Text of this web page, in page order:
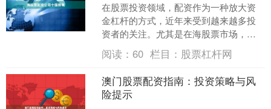
在股票投资领域，配资作为一种放大资
金杠杆的方式，近年来受到越来越多投
资者的关注。尤其是在海股票市场，配
资公司如雨后春笋般涌现股票杠杆网，
但质量参差不齐。为了帮助....
阅读：60 栏目： 股票杠杆网
澳门股票配资指南：投资策略与风
险提示